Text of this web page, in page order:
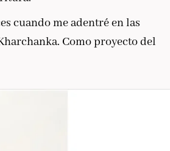
cuando me adentré en las
Como proyecto del